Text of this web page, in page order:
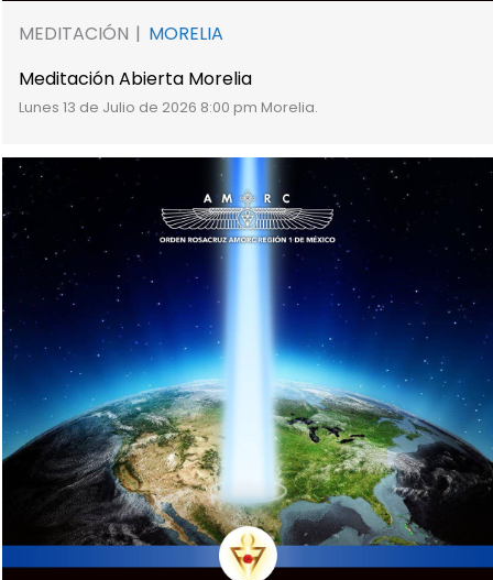
MEDITACIÓN
MORELIA
Meditación Abierta Morelia
Lunes 13 de Julio de 2026 8:00 pm Morelia.